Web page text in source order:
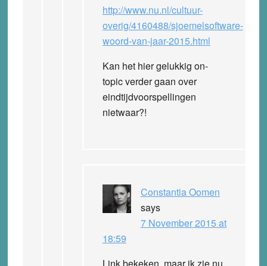
http://www.nu.nl/cultuur-
overig/4160488/sjoemelsoftware-
woord-van-jaar-2015.html
Kan het hier gelukkig on-
topic verder gaan over
eindtijdvoorspellingen
nietwaar?!
Constantia Oomen
says
7 November 2015 at
18:59